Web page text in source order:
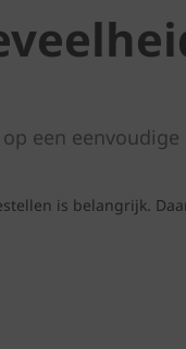
op een
is belangrijk.